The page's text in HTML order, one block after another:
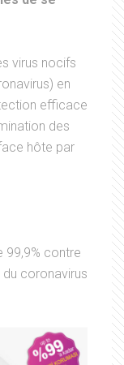
virus nocifs
en
efficace
des
hôte par
99,9% contre
coronavirus